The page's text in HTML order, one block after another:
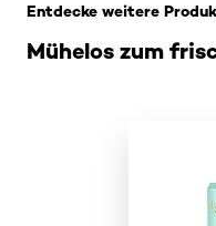
Mühelos zum
Entdecke weitere